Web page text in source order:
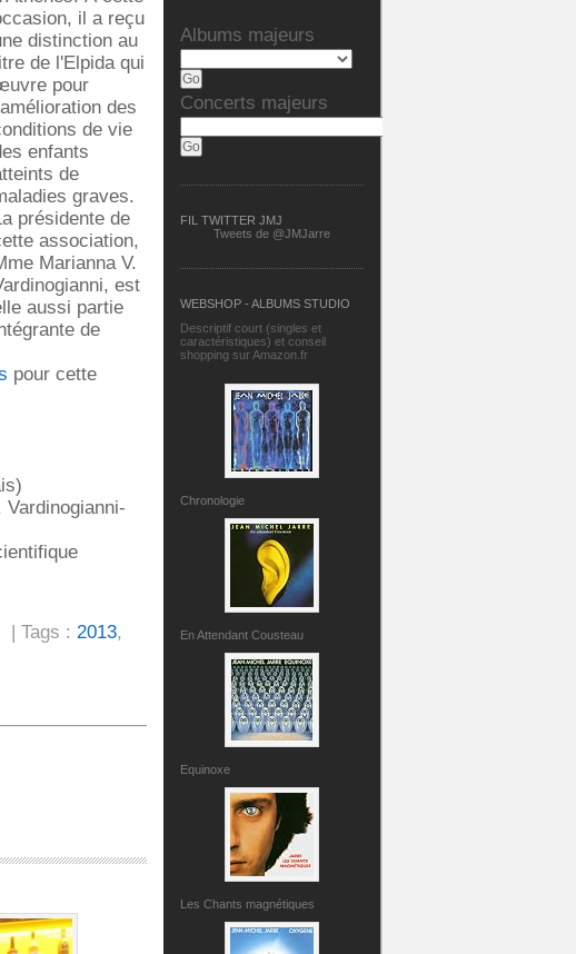
Albums majeurs
Concerts majeurs
FIL TWITTER JMJ
Tweets de @JMJarre
WEBSHOP - ALBUMS STUDIO
Descriptif court (singles et
caractéristiques) et conseil
shopping sur Amazon.fr
Chronologie
En Attendant Cousteau
Equinoxe
Les Chants magnétiques
il a reçu
distinction au
de l'Elpida qui
pour
des
de vie
enfants
de
graves.
présidente de
association,
Marianna V.
est
aussi partie
de
pour cette
Vardinogianni-
| Tags : 2013,